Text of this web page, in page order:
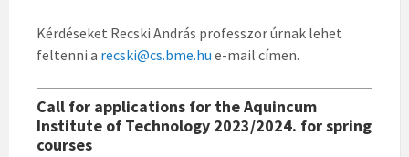
Kérdéseket Recski András professzor úrnak lehet
feltenni a recski@cs.bme.hu e-mail címen.
Call for applications for the Aquincum
Institute of Technology 2023/2024. for spring
courses